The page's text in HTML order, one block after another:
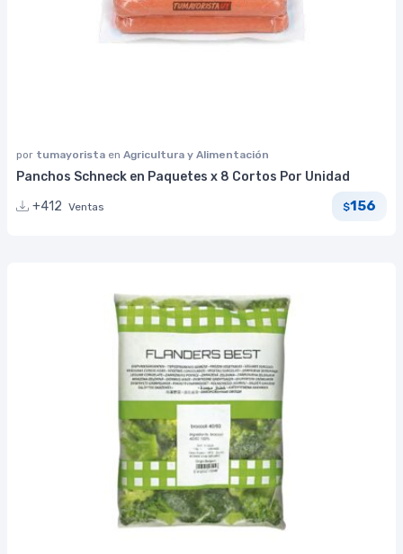
por tumayorista en Agricultura y Alimentación
Panchos Schneck en Paquetes x 8 Cortos Por Unidad
+412 Ventas $156